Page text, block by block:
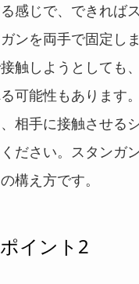
感じで、できれば
ンを両手で固定し
触しようとしても
可能性もあります
、相手に接触させる
ださい。スタンガ
構え方です。
ポイント2